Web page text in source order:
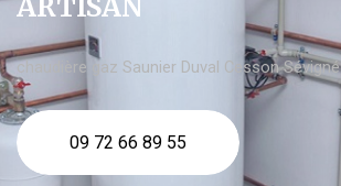
ARTISAN
chaudière gaz Saunier Duval Cesson Sévigné
09 72 66 89 55